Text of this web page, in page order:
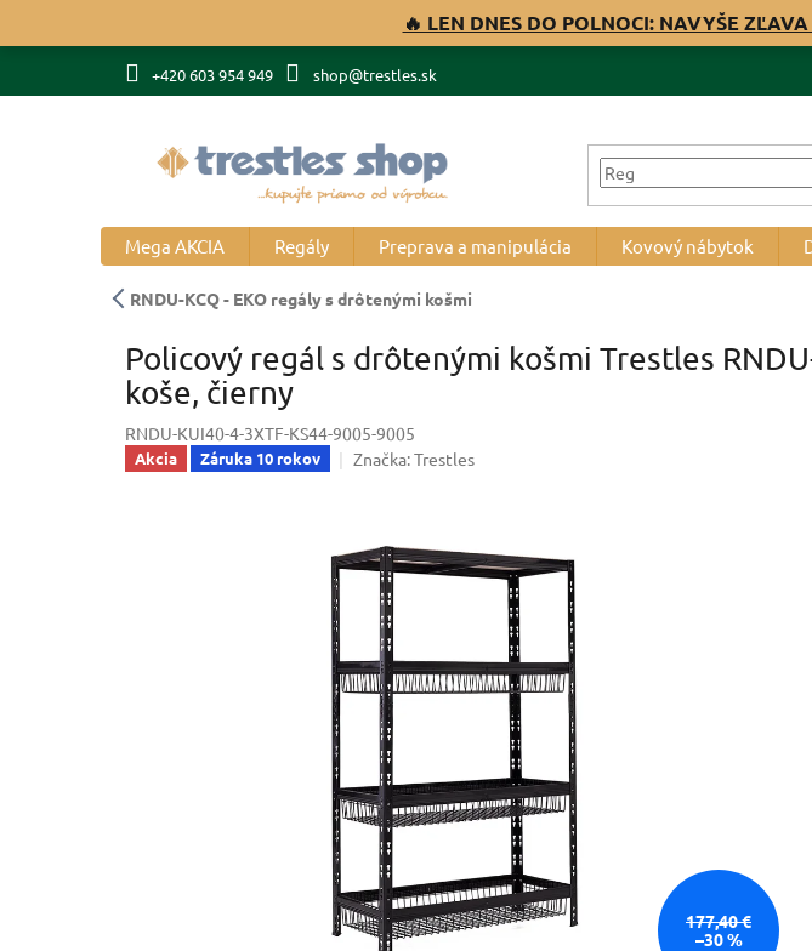
🔥 LEN DNES DO POLNOCI: NAVYŠE
+420 603 954 949 shop@trestles.sk
Mega AKCIA Regály Preprava a manipulácia Kovový nábytok
RNDU-KCQ - EKO regály s drôtenými košmi
Policový regál s drôtenými košmi Trestles
koše, čierny
RNDU-KUI40-4-3XTF-KS44-9005-9005
Akcia Záruka 10 rokov Značka:Trestles
177,40 €
–30 %